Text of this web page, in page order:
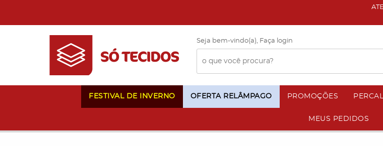
Seja bem-vindo(a), Faça login
FESTIVAL DE INVERNO OFERTA RELÂMPAGO PROMOÇÕES
MEUS PEDIDOS